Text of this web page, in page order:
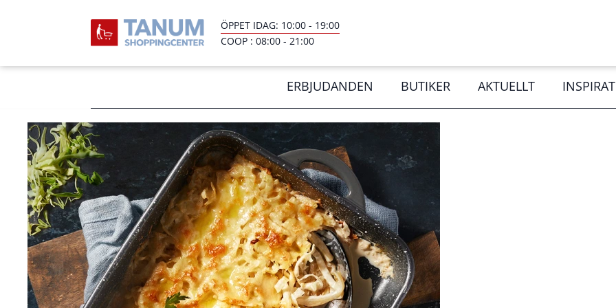
ÖPPET IDAG: 10:00- 19:00
COOP : 08:00- 21:00
ERBJUDANDEN BUTIKER AKTUELLT